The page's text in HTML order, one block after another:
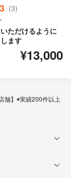
(3)
ただけるように
ます
¥13,000
舗】◉実績200件以上